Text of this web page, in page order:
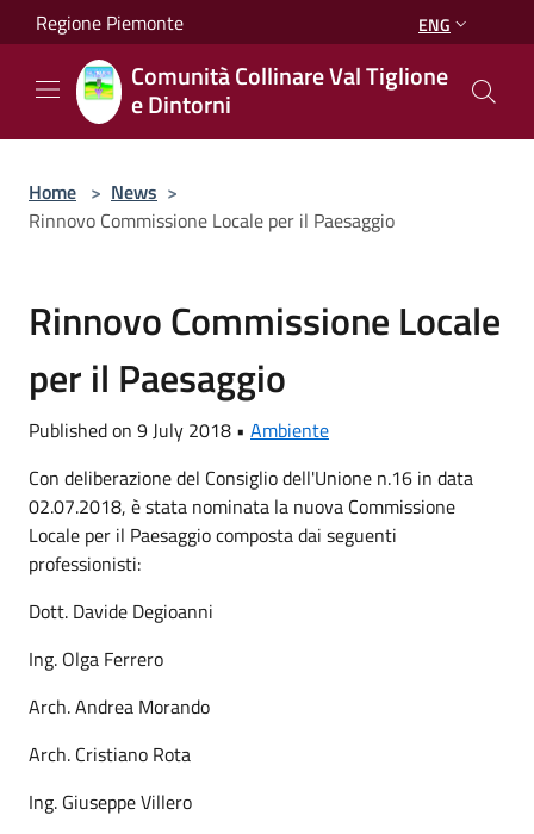
Salta al contenuto principale
Regione Piemonte ENG
Comunità Collinare Val Tiglione
e Dintorni
Home > News >
Rinnovo Commissione Locale per il Paesaggio
Rinnovo Commissione Locale
per il Paesaggio
Published on 9 July 2018 • Ambiente
Con deliberazione del Consiglio dell'Unione n.16 in data
02.07.2018, è stata nominata la nuova Commissione
Locale per il Paesaggio composta dai seguenti
professionisti:
Dott. Davide Degioanni
Ing. Olga Ferrero
Arch. Andrea Morando
Arch. Cristiano Rota
Ing. Giuseppe Villero